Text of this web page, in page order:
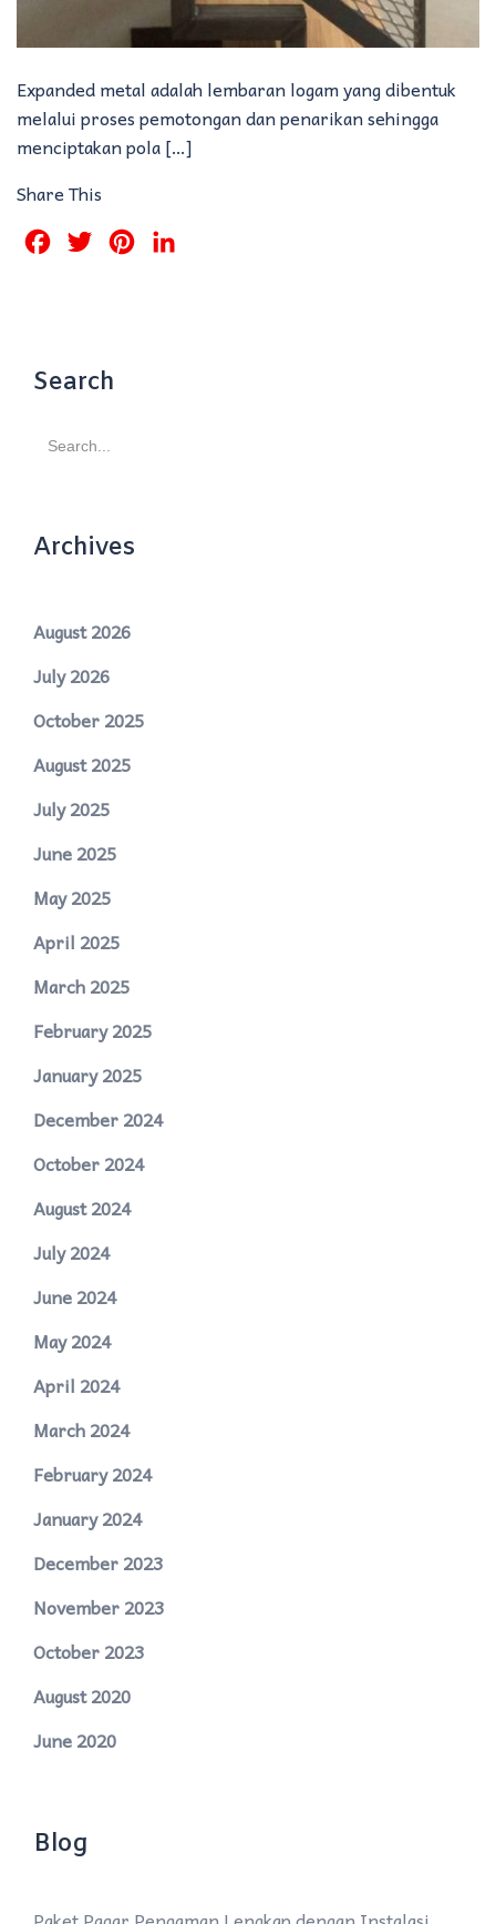
Expanded metal adalah lembaran logam yang dibentuk
melalui proses pemotongan dan penarikan sehingga
menciptakan pola […]
Share This
FacebookTwitterPinterest
Search
Search
for:
Archives
August 2026
July 2026
October 2025
August 2025
July 2025
June 2025
May 2025
April 2025
March 2025
February 2025
January 2025
December 2024
October 2024
August 2024
July 2024
June 2024
May 2024
April 2024
March 2024
February 2024
January 2024
December 2023
November 2023
October 2023
August 2020
June 2020
Blog